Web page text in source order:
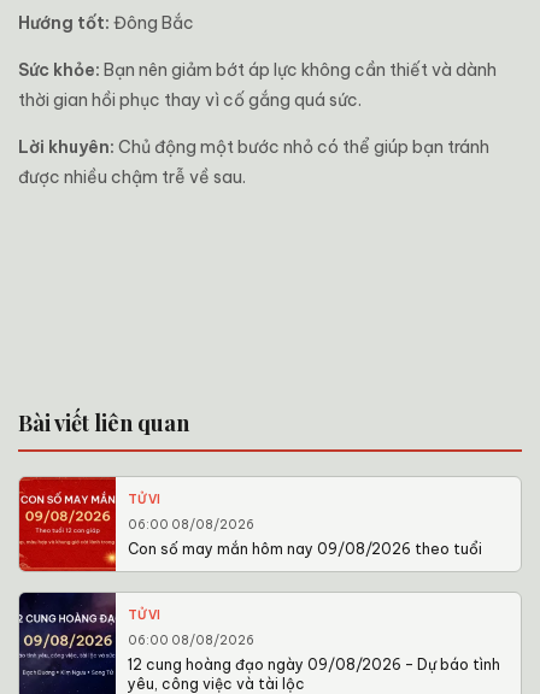
Hướng tốt: Đông Bắc
Sức khỏe: Bạn nên giảm bớt áp lực không cần thiết và dành
thời gian hồi phục thay vì cố gắng quá sức.
Lời khuyên: Chủ động một bước nhỏ có thể giúp bạn tránh
được nhiều chậm trễ về sau.
Bài viết liên quan
TỬ VI
06:00 08/08/2026
Con số may mắn hôm nay 09/08/2026 theo tuổi
TỬ VI
06:00 08/08/2026
12 cung hoàng đạo ngày 09/08/2026 – Dự báo tình
yêu, công việc và tài lộc